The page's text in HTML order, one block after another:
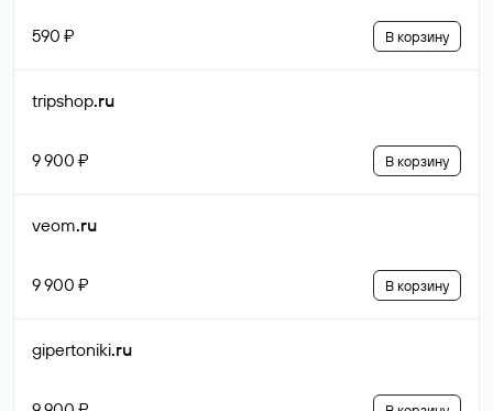
590 ₽ В корзину
tripshop.ru
9 900 ₽ В корзину
veom.ru
9 900 ₽ В корзину
gipertoniki.ru